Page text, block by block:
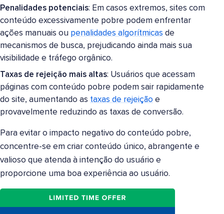
Penalidades potenciais: Em casos extremos, sites com
conteúdo excessivamente pobre podem enfrentar
ações manuais ou penalidades algorítmicas de
mecanismos de busca, prejudicando ainda mais sua
visibilidade e tráfego orgânico.
Taxas de rejeição mais altas: Usuários que acessam
páginas com conteúdo pobre podem sair rapidamente
do site, aumentando as taxas de rejeição e
provavelmente reduzindo as taxas de conversão.
Para evitar o impacto negativo do conteúdo pobre,
concentre-se em criar conteúdo único, abrangente e
valioso que atenda à intenção do usuário e
proporcione uma boa experiência ao usuário.